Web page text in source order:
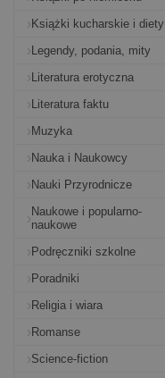
Książki kucharskie i diety
Legendy, podania, mity
Literatura erotyczna
Literatura faktu
Muzyka
Nauka i Naukowcy
Nauki Przyrodnicze
Naukowe i popularno-
naukowe
Podręczniki szkolne
Poradniki
Religia i wiara
Romanse
Science-fiction